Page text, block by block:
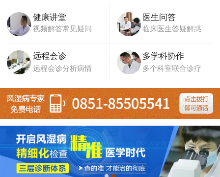
健康讲堂
视频解答常见疑问
医生问答
临床医生答疑解惑
远程会诊
远程会诊分析病情
多学科协作
多个科室联合诊疗